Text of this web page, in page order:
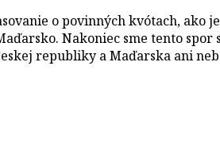
o povinných kvótach, ako
Nakoniec sme tento
republiky a Maďarska ani